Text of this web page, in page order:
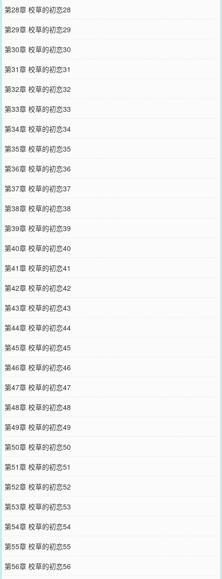
第28章 校草的初恋28
第29章 校草的初恋29
第30章 校草的初恋30
第31章 校草的初恋31
第32章 校草的初恋32
第33章 校草的初恋33
第34章 校草的初恋34
第35章 校草的初恋35
第36章 校草的初恋36
第37章 校草的初恋37
第38章 校草的初恋38
第39章 校草的初恋39
第40章 校草的初恋40
第41章 校草的初恋41
第42章 校草的初恋42
第43章 校草的初恋43
第44章 校草的初恋44
第45章 校草的初恋45
第46章 校草的初恋46
第47章 校草的初恋47
第48章 校草的初恋48
第49章 校草的初恋49
第50章 校草的初恋50
第51章 校草的初恋51
第52章 校草的初恋52
第53章 校草的初恋53
第54章 校草的初恋54
第55章 校草的初恋55
第56章 校草的初恋56